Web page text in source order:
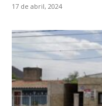
17 de abril, 2024